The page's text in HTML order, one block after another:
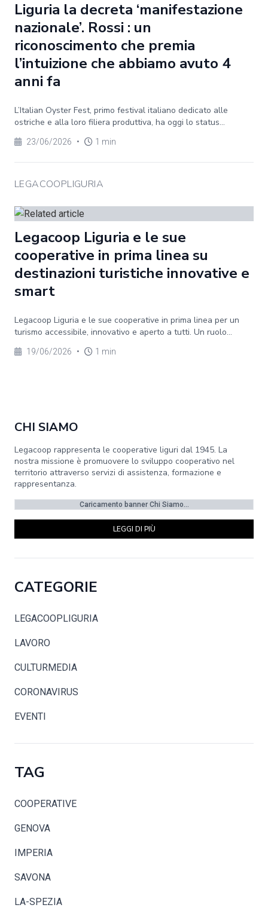
Liguria la decreta ‘manifestazione
nazionale’. Rossi : un
riconoscimento che premia
l’intuizione che abbiamo avuto 4
anni fa
L’Italian Oyster Fest, primo festival italiano dedicato alle
ostriche e alla loro filiera produttiva, ha oggi lo status...
23/06/2026 • 1 min
LEGACOOPLIGURIA
Legacoop Liguria e le sue
cooperative in prima linea su
destinazioni turistiche innovative e
smart
Legacoop Liguria e le sue cooperative in prima linea per un
turismo accessibile, innovativo e aperto a tutti. Un ruolo...
19/06/2026 • 1 min
CHI SIAMO
Legacoop rappresenta le cooperative liguri dal 1945. La
nostra missione è promuovere lo sviluppo cooperativo nel
territorio attraverso servizi di assistenza, formazione e
rappresentanza.
Caricamento banner Chi Siamo...
LEGGI DI PIÙ
CATEGORIE
LEGACOOPLIGURIA
LAVORO
CULTURMEDIA
CORONAVIRUS
EVENTI
TAG
COOPERATIVE
GENOVA
IMPERIA
SAVONA
LA-SPEZIA